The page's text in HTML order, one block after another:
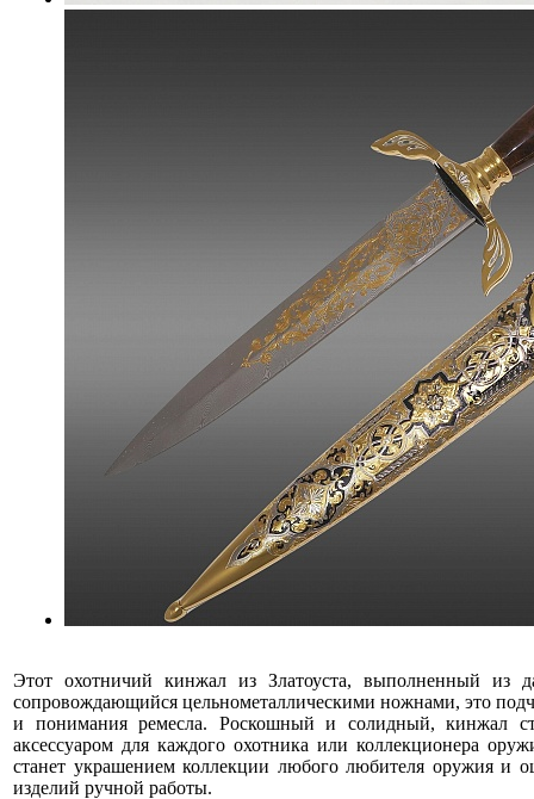
Этот охотничий кинжал из Златоуста, выполненный из
сопровождающийся цельнометаллическими ножнами, это
и понимания ремесла. Роскошный и солидный, кинжал
аксессуаром для каждого охотника или коллекционера
станет украшением коллекции любого любителя оружия и
изделий ручной работы.